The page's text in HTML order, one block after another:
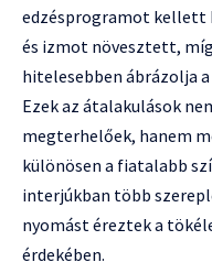
edzésprogramot kellett
és izmot növesztett,
hitelesebben ábrázolja
Ezek az átalakulások
megterhelőek, hanem
különösen a fiatalabb
interjúkban több
nyomást éreztek a
érdekében.